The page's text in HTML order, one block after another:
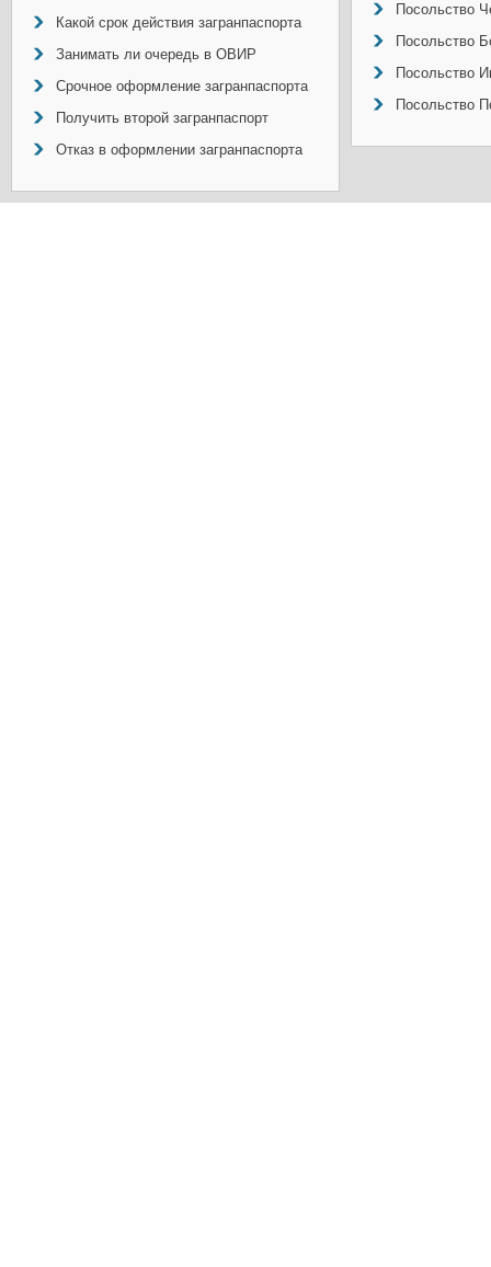
Какой срок действия загранпаспорта
Занимать ли очередь в ОВИР
Срочное оформление загранпаспорта
Получить второй загранпаспорт
Отказ в оформлении загранпаспорта
Посольство
Посольство
Посольство
Посольство